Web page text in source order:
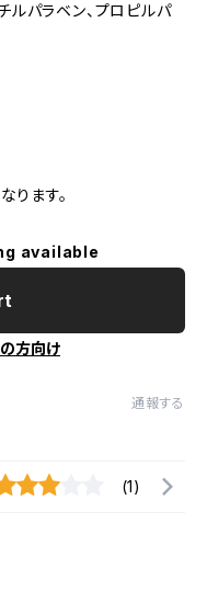
ルパラベン、プロピルパ
ります。
available
方向け
通報する
(1)